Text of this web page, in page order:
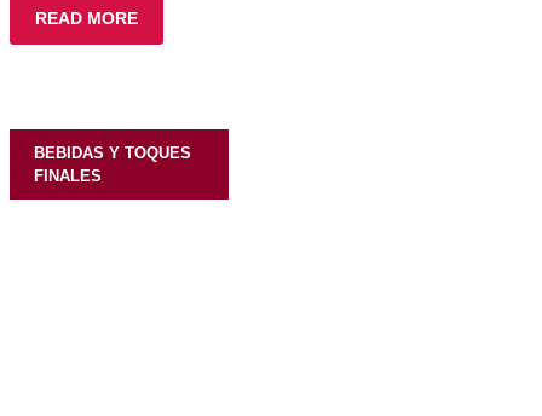
READ MORE
BEBIDAS Y TOQUES
FINALES